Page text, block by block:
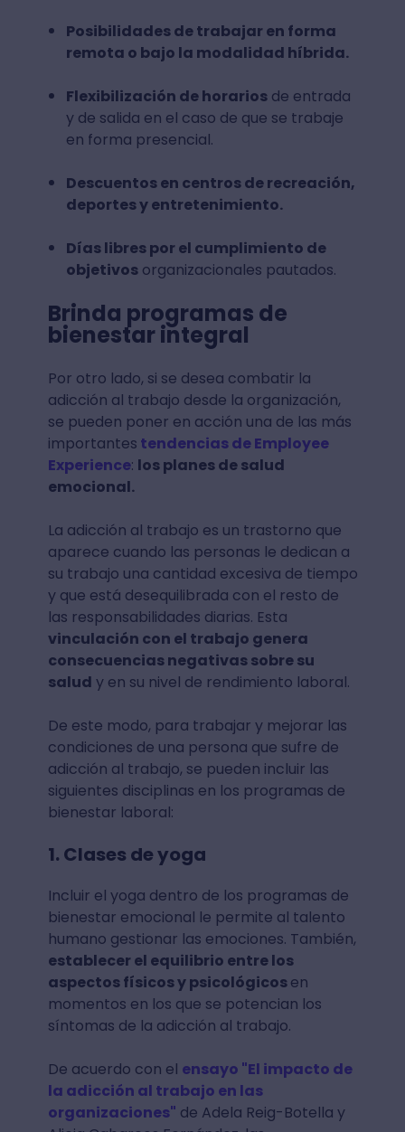
Posibilidades de trabajar en forma
remota o bajo la modalidad híbrida.
Flexibilización de horariosde entrada
y de salida en el caso de que se trabaje
en forma presencial.
Descuentos en centros de recreación,
deportes y entretenimiento.
Días libres por el cumplimiento de
objetivosorganizacionales pautados.
Brinda programas de
bienestar integral
Por otro lado, si se desea combatir la
adicción al trabajo desde la organización,
se pueden poner en acción una de las más
importantes tendencias de Employee
Experience: los planes de salud
emocional.
La adicción al trabajo es un trastorno que
aparece cuando las personas le dedican a
su trabajo una cantidad excesiva de tiempo
y que está desequilibrada con el resto de
las responsabilidades diarias. Esta
vinculación con el trabajo genera
consecuencias negativas sobre su
salud y en su nivel de rendimiento laboral.
De este modo, para trabajar y mejorar las
condiciones de una persona que sufre de
adicción al trabajo, se pueden incluir las
siguientes disciplinas en los programas de
bienestar laboral:
1. Clases de yoga
Incluir el yoga dentro de los programas de
bienestar emocional le permite al talento
humano gestionar las emociones. También,
establecer el equilibrio entre los
aspectos físicos y psicológicosen
momentos en los que se potencian los
síntomas de la adicción al trabajo.
De acuerdo con el ensayo "El impacto de
la adicción al trabajo en las
organizaciones" de Adela Reig-Botella y